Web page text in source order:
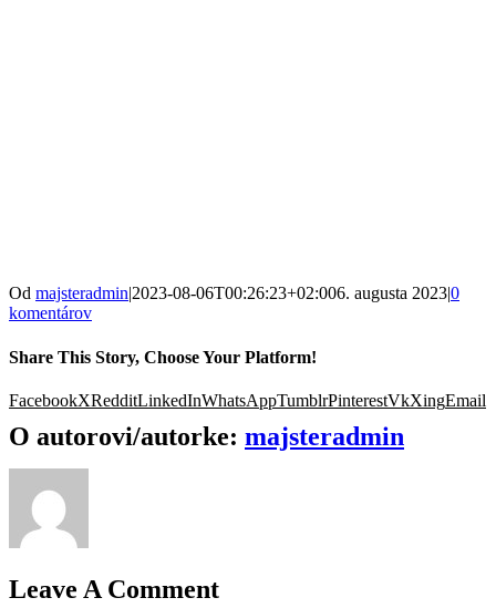
Od majsteradmin|2023-08-06T00:26:23+02:006. augusta 2023|0
komentárov
Share This Story, Choose Your Platform!
FacebookXRedditLinkedInWhatsAppTumblrPinterestVkXingEmail
O autorovi/autorke: majsteradmin
Leave A Comment